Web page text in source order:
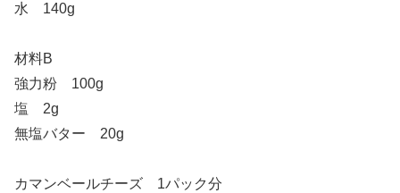
水 140g
材料B
強力粉 100g
塩 2g
無塩バター 20g
カマンベールチーズ 1パック分